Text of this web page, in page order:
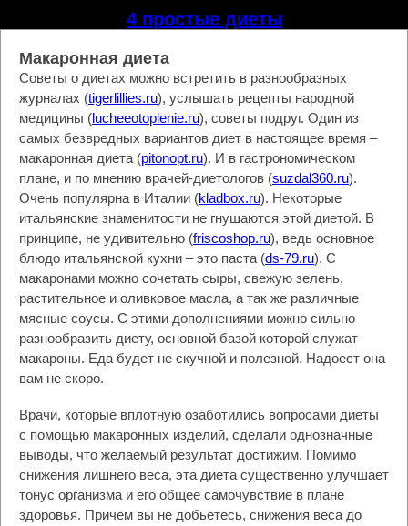
4 простые диеты
Макаронная диета
Советы о диетах можно встретить в разнообразных
журналах (tigerlillies.ru), услышать рецепты народной
медицины (lucheeotoplenie.ru), советы подруг. Один из
самых безвредных вариантов диет в настоящее время –
макаронная диета (pitonopt.ru). И в гастрономическом
плане, и по мнению врачей-диетологов (suzdal360.ru).
Очень популярна в Италии (kladbox.ru). Некоторые
итальянские знаменитости не гнушаются этой диетой. В
принципе, не удивительно (friscoshop.ru), ведь основное
блюдо итальянской кухни – это паста (ds-79.ru). С
макаронами можно сочетать сыры, свежую зелень,
растительное и оливковое масла, а так же различные
мясные соусы. С этими дополнениями можно сильно
разнообразить диету, основной базой которой служат
макароны. Еда будет не скучной и полезной. Надоест она
вам не скоро.
Врачи, которые вплотную озаботились вопросами диеты
с помощью макаронных изделий, сделали однозначные
выводы, что желаемый результат достижим. Помимо
снижения лишнего веса, эта диета существенно улучшает
тонус организма и его общее самочувствие в плане
здоровья. Причем вы не добьетесь, снижения веса до